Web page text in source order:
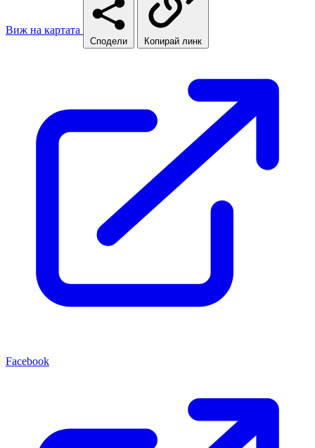
Виж на картата
Сподели Копирай линк
Facebook